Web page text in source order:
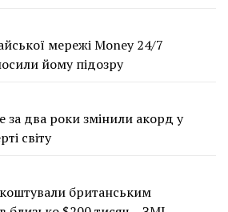
мережі Money 24/7
йому підозру
за два роки змінили акорд у
світу
британським